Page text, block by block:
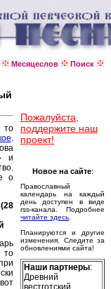
Месяцеслов
Поиск
то
.
и
о
то
Пожалуйста,
поддержите наш
проект!
Новое на сайте:
Православный
календарь на каждый
день доступен в виде
rss-канала. Подробнее
читайте здесь
Планируются и другие
изменения. Следите за
обновлениями сайта!
Наши партнеры:
Древний
вестготский